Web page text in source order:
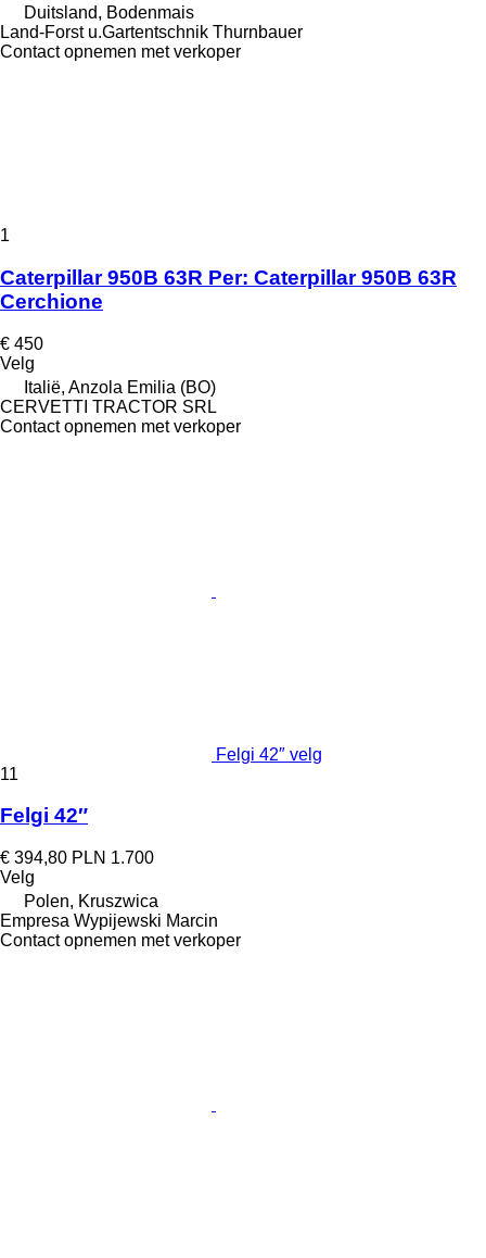
Duitsland, Bodenmais
Land-Forst u.Gartentschnik Thurnbauer
Contact opnemen met verkoper
1
Caterpillar 950B 63R Per: Caterpillar 950B 63R
Cerchione
€ 450
Velg
Italië, Anzola Emilia (BO)
CERVETTI TRACTOR SRL
Contact opnemen met verkoper
Felgi 42″ velg
11
Felgi 42″
€ 394,80 PLN 1.700
Velg
Polen, Kruszwica
Empresa Wypijewski Marcin
Contact opnemen met verkoper